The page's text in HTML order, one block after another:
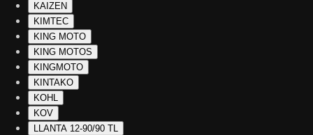
KAIZEN
KIMTEC
KING MOTO
KING MOTOS
KINGMOTO
KINTAKO
KOHL
KOV
LLANTA 12-90/90 TL